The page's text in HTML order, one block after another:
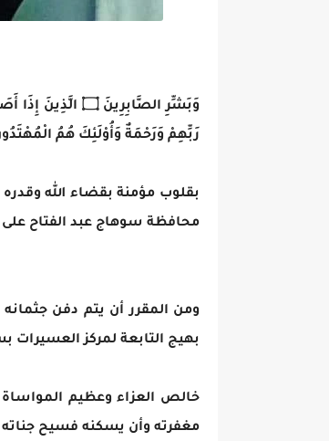
رَبِّهِمْ وَرَحْمَةٌ وَأُوْلَئِكَ هُمُ الْمُهْتَدُونَ
بقلوب مؤمنة بقضاء الله وقدره
محافظة سوهاج عبد الفتاح
ومن المقرر أن يتم دفن جثمانه
بهيج التابعة لمركز العسيرات
خالص العزاء وعظيم
مغفرته وأن يسكنه فسيح جناته